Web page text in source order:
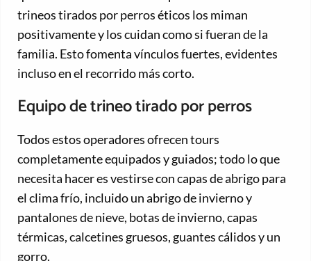
trineos tirados por perros éticos los miman
positivamente y los cuidan como si fueran de la
familia. Esto fomenta vínculos fuertes, evidentes
incluso en el recorrido más corto.
Equipo de trineo tirado por perros
Todos estos operadores ofrecen tours
completamente equipados y guiados; todo lo que
necesita hacer es vestirse con capas de abrigo para
el clima frío, incluido un abrigo de invierno y
pantalones de nieve, botas de invierno, capas
térmicas, calcetines gruesos, guantes cálidos y un
gorro.